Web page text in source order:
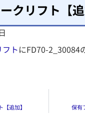
クリフト【追
トにFD70-2_30084
追加】 保有